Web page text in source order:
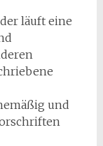
läuft eine
und